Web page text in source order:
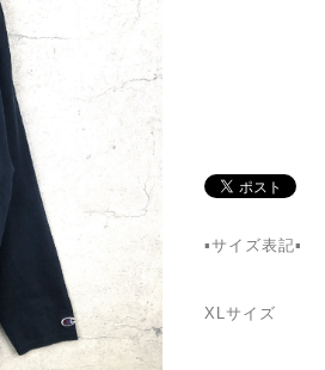
▪️サイズ表記▪️
XLサイズ